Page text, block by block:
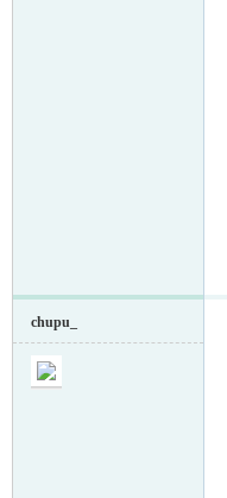
chupu_